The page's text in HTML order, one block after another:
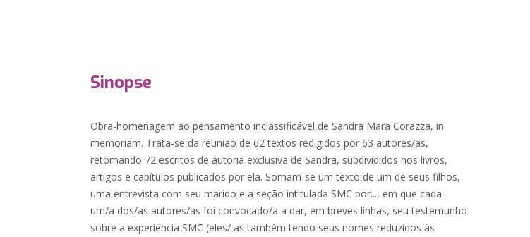
Sinopse
Obra-homenagem ao pensamento inclassificável de Sandra Mara Corazza, in
memoriam. Trata-se da reunião de 62 textos redigidos por 63 autores/as,
retomando 72 escritos de autoria exclusiva de Sandra, subdivididos nos livros,
artigos e capítulos publicados por ela. Somam-se um texto de um de seus filhos,
uma entrevista com seu marido e a seção intitulada SMC por..., em que cada
um/a dos/as autores/as foi convocado/a a dar, em breves linhas, seu testemunho
sobre a experiência SMC (eles/ as também tendo seus nomes reduzidos às